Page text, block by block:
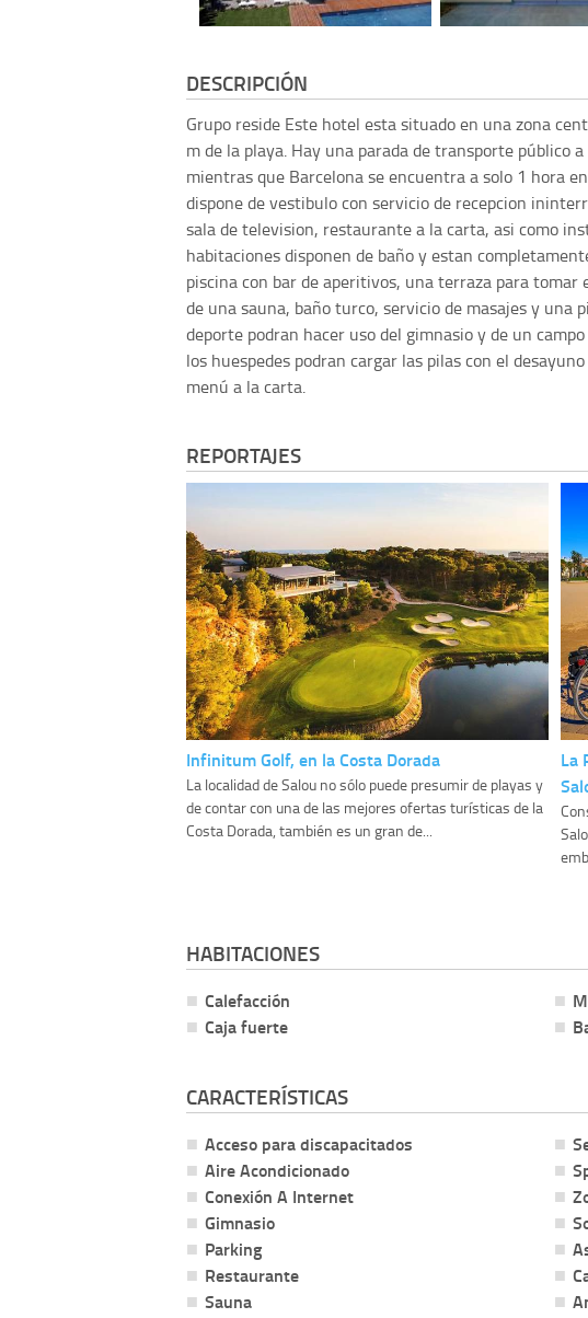
DESCRIPCIÓN
Grupo reside Este hotel esta situado en una zona
m de la playa. Hay una parada de transporte público
mientras que Barcelona se encuentra a solo 1 hora
dispone de vestibulo con servicio de recepcion
sala de television, restaurante a la carta, asi como
habitaciones disponen de baño y estan
piscina con bar de aperitivos, una terraza para tomar
de una sauna, baño turco, servicio de masajes y una
deporte podran hacer uso del gimnasio y de un
los huespedes podran cargar las pilas con el
menú a la carta.
REPORTAJES
Infinitum Golf, en la Costa Dorada
La localidad de Salou no sólo puede presumir de playas y
de contar con una de las mejores ofertas turísticas de la
Costa Dorada, también es un gran de...
La
HABITACIONES
Calefacción
Caja fuerte
CARACTERÍSTICAS
Acceso para discapacitados
Aire Acondicionado
Conexión A Internet
Gimnasio
Parking
Restaurante
Sauna